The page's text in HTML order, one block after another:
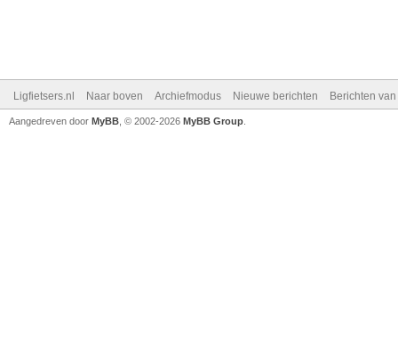
Ligfietsers.nl Naar boven Archiefmodus Nieuwe berichten Berichten
Aangedreven door MyBB , © 2002-2026 MyBB Group